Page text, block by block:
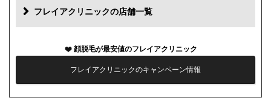
再診料
薬代 0円
シェービング代 0円
フレイアクリニックの店舗一覧
顔脱毛が最安値のフレイアクリニック
フレイアクリニックのキャンペーン情報